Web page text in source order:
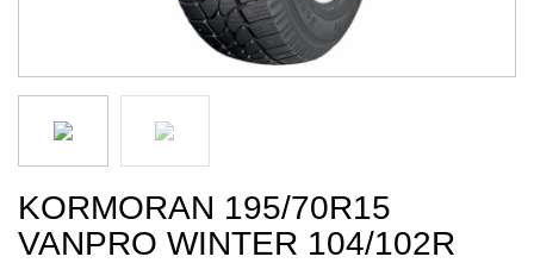
KORMORAN 195/70R15
VANPRO WINTER 104/102R